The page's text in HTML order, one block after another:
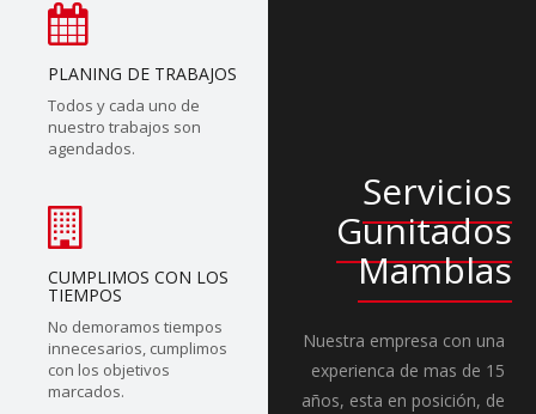
PLANING DE TRABAJOS
Todos y cada uno de
nuestro trabajos son
agendados.
CUMPLIMOS CON LOS
TIEMPOS
No demoramos tiempos
innecesarios, cumplimos
con los objetivos
marcados.
Servicios
Gunitados
Mamblas
Nuestra empresa con una
experienca de mas de 15
años, esta en posición, de